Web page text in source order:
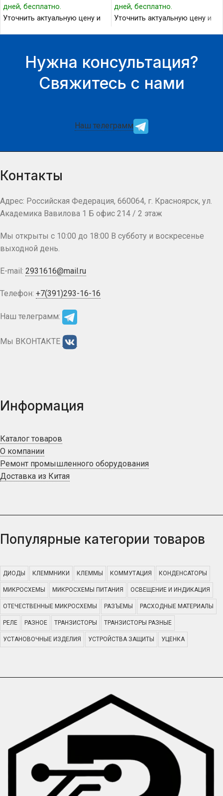
дней, бесплатно.
Уточнить актуальную цену и
дней, бесплатно.
Уточнить актуальную цену и
Нужна консультация?
Свяжитесь с нами
Наш телеграмм
Контакты
Адрес: Российская Федерация, 660064, г. Красноярск, ул.
Академика Вавилова 1 Б офис 214 / 2 этаж
Мы открыты с 10:00 до 18:00 В субботу и воскресенье
выходной день.
E-mail: 2931616@mail.ru
Телефон: +7(391)293-16-16
Наш телеграмм:
Мы ВКОНТАКТЕ
Информация
Каталог товаров
О компании
Ремонт промышленного оборудования
Доставка из Китая
Популярные категории товаров
ДИОДЫ КЛЕММНИКИ КЛЕММЫ КОММУТАЦИЯ КОНДЕНСАТОРЫ
МИКРОСХЕМЫ МИКРОСХЕМЫ ПИТАНИЯ ОСВЕЩЕНИЕ И ИНДИКАЦИЯ
ОТЕЧЕСТВЕННЫЕ МИКРОСХЕМЫ РАЗЪЕМЫ РАСХОДНЫЕ МАТЕРИАЛЫ
РЕЛЕ РАЗНОЕ ТРАНЗИСТОРЫ ТРАНЗИСТОРЫ РАЗНЫЕ
УСТАНОВОЧНЫЕ ИЗДЕЛИЯ УСТРОЙСТВА ЗАЩИТЫ УЦЕНКА